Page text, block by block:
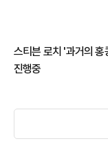
스티븐 로치 '과거의
진행중